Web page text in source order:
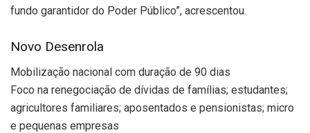
fundo garantidor do Poder Público”, acrescentou.
Novo Desenrola
Mobilização nacional com duração de 90 dias
Foco na renegociação de dívidas de famílias; estudantes;
agricultores familiares; aposentados e pensionistas; micro
e pequenas empresas